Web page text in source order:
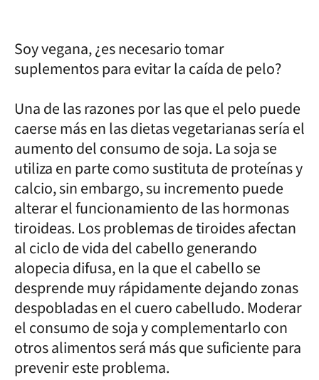
Soy vegana, ¿es necesario tomar
suplementos para evitar la caída de pelo?
Una de las razones por las que el pelo puede
caerse más en las dietas vegetarianas sería el
aumento del consumo de soja. La soja se
utiliza en parte como sustituta de proteínas y
calcio, sin embargo, su incremento puede
alterar el funcionamiento de las hormonas
tiroideas. Los problemas de tiroides afectan
al ciclo de vida del cabello generando
alopecia difusa, en la que el cabello se
desprende muy rápidamente dejando zonas
despobladas en el cuero cabelludo. Moderar
el consumo de soja y complementarlo con
otros alimentos será más que suficiente para
prevenir este problema.